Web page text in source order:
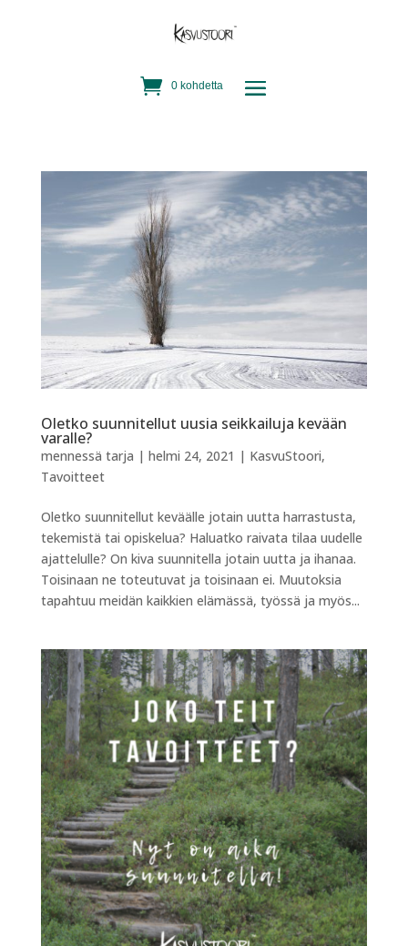
0 kohdetta
Oletko suunnitellut uusia seikkailuja kevään
varalle?
mennessä tarja | helmi 24, 2021 | KasvuStoori,
Tavoitteet
Oletko suunnitellut keväälle jotain uutta harrastusta,
tekemistä tai opiskelua? Haluatko raivata tilaa uudelle
ajattelulle? On kiva suunnitella jotain uutta ja ihanaa.
Toisinaan ne toteutuvat ja toisinaan ei. Muutoksia
tapahtuu meidän kaikkien elämässä, työssä ja myös...